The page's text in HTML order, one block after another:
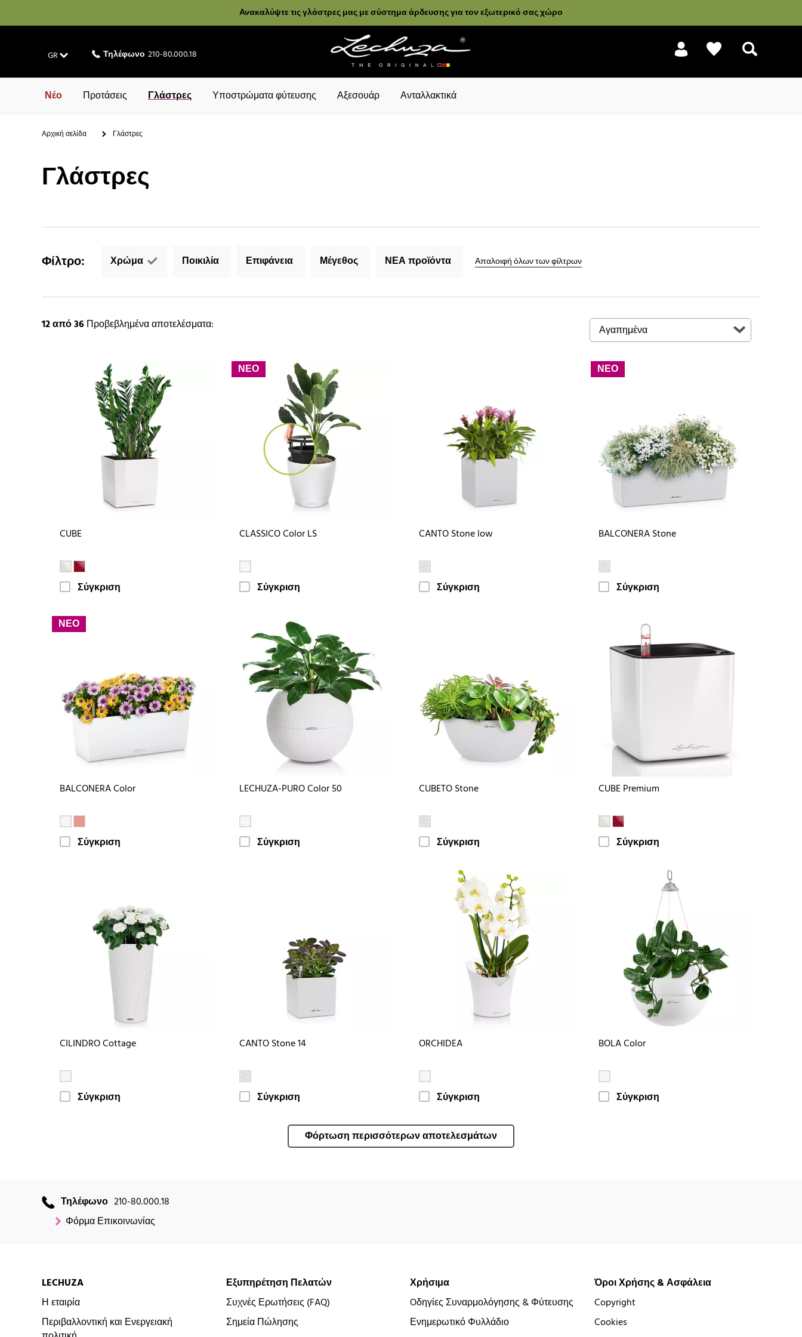
Ανακαλύψτε τις γλάστρες μας με σύστημα άρδευσης για τον εξωτερικό σας χώρο
GR Τηλέφωνο 210-80.000.18
Νέο Προτάσεις Γλάστρες Υποστρώματα φύτευσης Αξεσουάρ Ανταλλακτικά
Αρχική σελίδα Γλάστρες
Γλάστρες
Φίλτρο: Χρώμα Ποικιλία Επιφάνεια Μέγεθος ΝΕΑ προϊόντα Απαλοιφή όλων των φίλτρων
12από 36Προβεβλημένα αποτελέσματα:
CUBE
Σύγκριση
ΝΕΟ
CLASSICO Color LS
Σύγκριση
CANTO Stone low
Σύγκριση
ΝΕΟ
BALCONERA Stone
Σύγκριση
ΝΕΟ
BALCONERA Color
Σύγκριση
LECHUZA-PURO Color 50
Σύγκριση
CUBETO Stone
Σύγκριση
CUBE Premium
Σύγκριση
CILINDRO Cottage
Σύγκριση
CANTO Stone 14
Σύγκριση
ORCHIDEA
Σύγκριση
BOLA Color
Σύγκριση
Φόρτωση περισσότερων αποτελεσμάτων
Τηλέφωνο 210-80.000.18
Φόρμα Επικοινωνίας
LECHUZA
Η εταιρία
Περιβαλλοντική και Ενεργειακή
Εξυπηρέτηση Πελατών
Συχνές Ερωτήσεις (FAQ)
Σημεία Πώλησης
Χρήσιμα
Oδηγίες Συναρμολόγησης & Φύτευσης
Ενημερωτικό Φυλλάδιο
Όροι Χρήσης & Ασφάλεια
Copyright
Cookies